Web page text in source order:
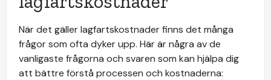
När det gäller lagfartskostnader finns det många
frågor som ofta dyker upp. Här är några av de
vanligaste frågorna och svaren som kan hjälpa dig
att bättre förstå processen och kostnaderna: